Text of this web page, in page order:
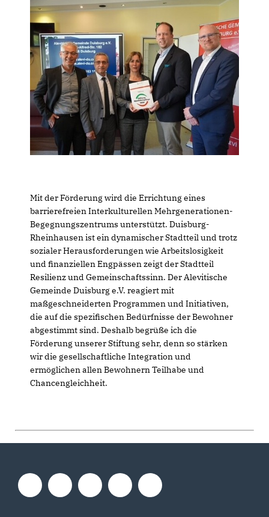
Mit der Förderung wird die Errichtung eines
barrierefreien Interkulturellen Mehrgenerationen-
Begegnungszentrums unterstützt. Duisburg-
Rheinhausen ist ein dynamischer Stadtteil und trotz
sozialer Herausforderungen wie Arbeitslosigkeit
und finanziellen Engpässen zeigt der Stadtteil
Resilienz und Gemeinschaftssinn. Der Alevitische
Gemeinde Duisburg e.V. reagiert mit
maßgeschneiderten Programmen und Initiativen,
die auf die spezifischen Bedürfnisse der Bewohner
abgestimmt sind. Deshalb begrüße ich die
Förderung unserer Stiftung sehr, denn so stärken
wir die gesellschaftliche Integration und
ermöglichen allen Bewohnern Teilhabe und
Chancengleichheit.